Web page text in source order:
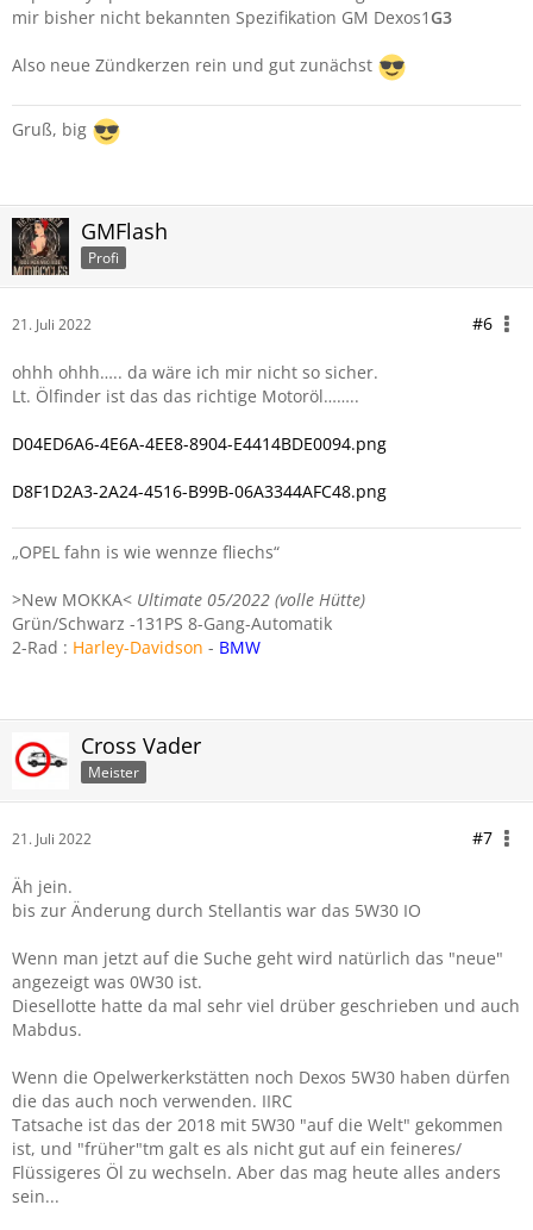
mir bisher nicht bekannten Spezifikation GM Dexos1 G3
Also neue Zündkerzen rein und gut zunächst
Gruß, big
GMFlash
Profi
21. Juli 2022 #6
ohhh ohhh….. da wäre ich mir nicht so sicher.
Lt. Ölfinder ist das das richtige Motoröl……..
D04ED6A6-4E6A-4EE8-8904-E4414BDE0094.png
D8F1D2A3-2A24-4516-B99B-06A3344AFC48.png
„OPEL fahn is wie wennze fliechs“
>New MOKKA< Ultimate 05/2022 (volle Hütte)
Grün/Schwarz -131PS 8-Gang-Automatik
2-Rad : Harley-Davidson - BMW
Cross Vader
Meister
21. Juli 2022 #7
Äh jein.
bis zur Änderung durch Stellantis war das 5W30 IO
Wenn man jetzt auf die Suche geht wird natürlich das "neue"
angezeigt was 0W30 ist.
Diesellotte hatte da mal sehr viel drüber geschrieben und auch
Mabdus.
Wenn die Opelwerkerkstätten noch Dexos 5W30 haben dürfen
die das auch noch verwenden. IIRC
Tatsache ist das der 2018 mit 5W30 "auf die Welt" gekommen
ist, und "früher"tm galt es als nicht gut auf ein feineres/
Flüssigeres Öl zu wechseln. Aber das mag heute alles anders
sein...